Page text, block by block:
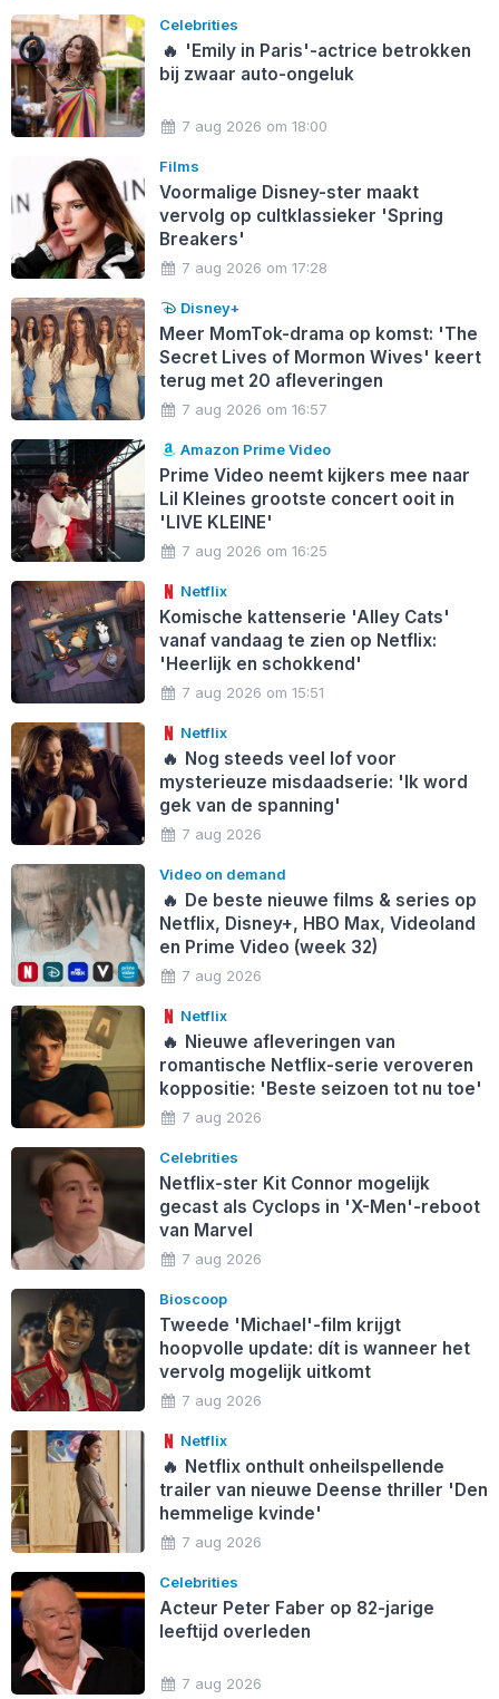
Celebrities
🔥 'Emily in Paris'-actrice betrokken
bij zwaar auto-ongeluk
7 aug 2026 om 18:00
Films
Voormalige Disney-ster maakt
vervolg op cultklassieker 'Spring
Breakers'
7 aug 2026 om 17:28
Disney+
Meer MomTok-drama op komst: 'The
Secret Lives of Mormon Wives' keert
terug met 20 afleveringen
7 aug 2026 om 16:57
Amazon Prime Video
Prime Video neemt kijkers mee naar
Lil Kleines grootste concert ooit in
'LIVE KLEINE'
7 aug 2026 om 16:25
Netflix
Komische kattenserie 'Alley Cats'
vanaf vandaag te zien op Netflix:
'Heerlijk en schokkend'
7 aug 2026 om 15:51
Netflix
🔥 Nog steeds veel lof voor
mysterieuze misdaadserie: 'Ik word
gek van de spanning'
7 aug 2026
Video on demand
🔥 De beste nieuwe films & series op
Netflix, Disney+, HBO Max, Videoland
en Prime Video (week 32)
7 aug 2026
Netflix
🔥 Nieuwe afleveringen van
romantische Netflix-serie veroveren
koppositie: 'Beste seizoen tot nu toe'
7 aug 2026
Celebrities
Netflix-ster Kit Connor mogelijk
gecast als Cyclops in 'X-Men'-reboot
van Marvel
7 aug 2026
Bioscoop
Tweede 'Michael'-film krijgt
hoopvolle update: dít is wanneer het
vervolg mogelijk uitkomt
7 aug 2026
Netflix
🔥 Netflix onthult onheilspellende
trailer van nieuwe Deense thriller 'Den
hemmelige kvinde'
7 aug 2026
Celebrities
Acteur Peter Faber op 82-jarige
leeftijd overleden
7 aug 2026